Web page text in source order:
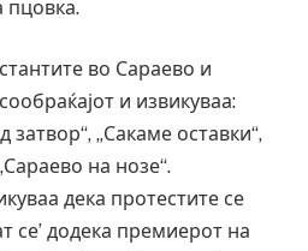
пцовка.
во Сараево и
и извикуваа:
затвор“, „Сакаме оставки“,
на нозе“.
дека протестите се
се’ додека премиерот на